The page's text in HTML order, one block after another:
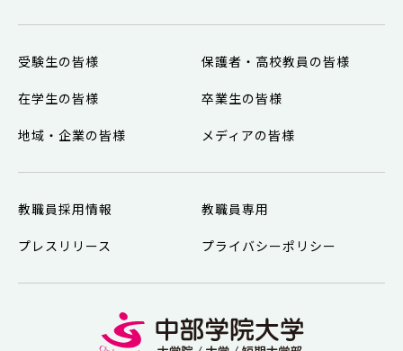
受験生の皆様 保護者・高校教員の皆様
在学生の皆様 卒業生の皆様
地域・企業の皆様 メディアの皆様
教職員採用情報 教職員専用
プレスリリース プライバシーポリシー